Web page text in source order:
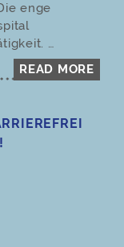
enge
…
READ MORE